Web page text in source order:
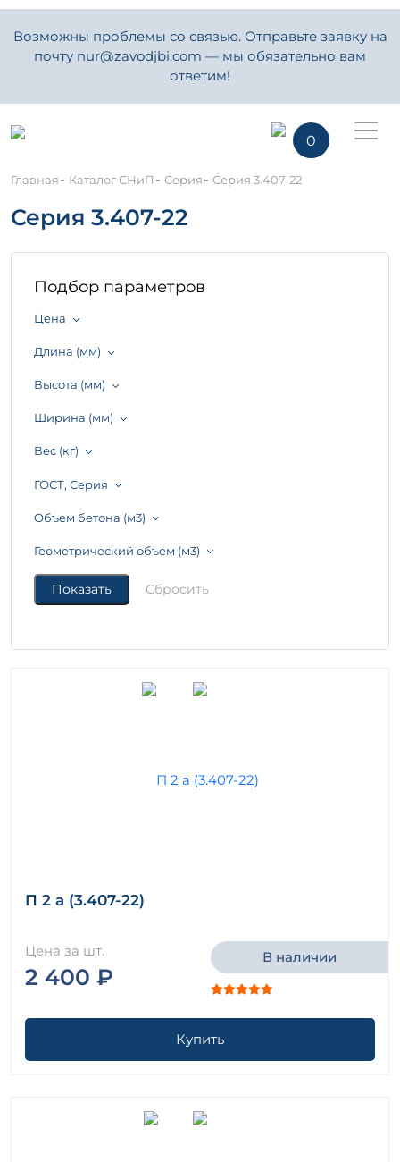
Возможны проблемы со связью. Отправьте заявку на
почту nur@zavodjbi.com — мы обязательно вам
ответим!
0
Главная- Каталог СНиП - Серия- Серия 3.407-22
Серия 3.407-22
Подбор параметров
Цена
Длина (мм)
Высота (мм)
Ширина (мм)
Вес (кг)
ГОСТ, Серия
Объем бетона (м3)
Геометрический объем (м3)
П 2 а (3.407-22)
Цена за шт.
2 400 ₽
В наличии
Купить